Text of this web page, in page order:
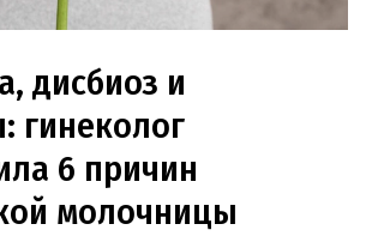
дисбиоз и
гинеколог
6 причин
молочницы